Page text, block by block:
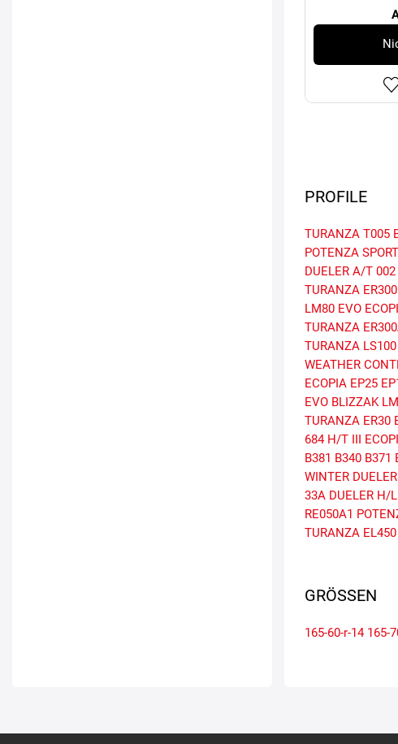
PROFILE
TURANZA T005
POTENZA
DUELER A/T 002
TURANZA ER300
LM80 EVO
TURANZA
TURANZA LS100
WEATHER
ECOPIA EP25
EVO BLIZZAK
TURANZA ER30
684 H/T III
B381 B340 B371
WINTER
33A DUELER H/
RE050A1
TURANZA EL450
GRÖSSEN
165-60-r-14 165-